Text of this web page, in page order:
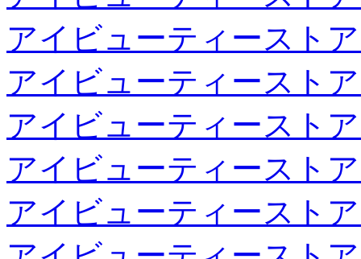
アイビューティースト
アイビューティースト
アイビューティースト
アイビューティースト
アイビューティースト